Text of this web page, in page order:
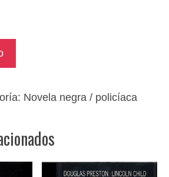
Novela negra / policíaca